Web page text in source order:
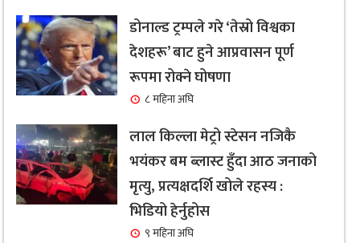
डोनाल्ड ट्रम्पले गरे ‘तेस्रो विश्वका
देशहरू’ बाट हुने आप्रवासन पूर्ण
रूपमा रोक्ने घोषणा
८ महिना अघि
लाल किल्ला मेट्रो स्टेसन नजिकै
भयंकर बम ब्लास्ट हुँदा आठ जनाको
मृत्यु, प्रत्यक्षदर्शि खोले रहस्य :
भिडियो हेर्नुहोस
९ महिना अघि